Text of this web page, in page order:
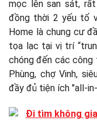
mọc lên san sát,
đồng thời 2 yếu tố
Home là chung cư
tọa lạc tại vị trí
chóng đến các công
Phùng, chợ Vinh,
đầy đủ tiện ích "all-